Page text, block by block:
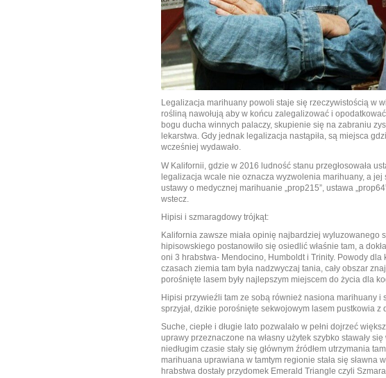
Legalizacja marihuany powoli staje się rzeczywistością w
rośliną nawołują aby w końcu zalegalizować i
bogu ducha winnych palaczy, skupienie się na zabraniu
lekarstwa. Gdy jednak legalizacja nastąpiła, są miejsca
wcześniej wydawało.
W Kalifornii, gdzie w 2016 ludność stanu przegłosowała
legalizacja wcale nie oznacza wyzwolenia marihuany, a
ustawy o medycznej marihuanie „prop215”, ustawa
wstecz.
Hipisi i szmaragdowy trójkąt:
Kalifornia zawsze miała opinię najbardziej wyluzowanego
hipisowskiego postanowiło się osiedlić właśnie tam, a
oni 3 hrabstwa- Mendocino, Humboldt i Trinity. Powody
czasach ziemia tam była nadzwyczaj tania, cały obszar
porośnięte lasem były najlepszym miejscem do życia dla
Hipisi przywieźli tam ze sobą również nasiona marihuany
sprzyjał, dzikie porośnięte sekwojowym lasem pustkowia z
Suche, ciepłe i długie lato pozwalało w pełni dojrzeć
uprawy przeznaczone na własny użytek szybko stawały
niedługim czasie stały się głównym źródłem utrzymania
marihuana uprawiana w tamtym regionie stała się sławna
hrabstwa dostały przydomek Emerald Triangle czyli